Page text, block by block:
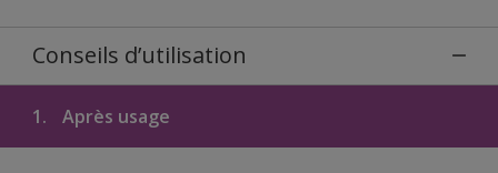
Conseils d’utilisation
1. Après usage